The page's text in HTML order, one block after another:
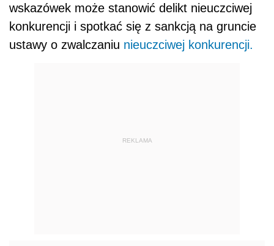
wskazówek może stanowić delikt nieuczciwej
konkurencji i spotkać się z sankcją na gruncie
ustawy o zwalczaniu nieuczciwej konkurencji.
REKLAMA